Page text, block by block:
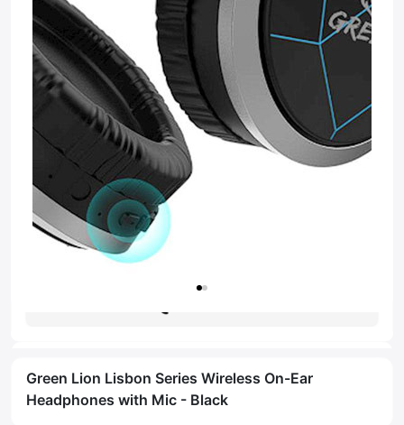
Green Lion Lisbon Series Wireless On-Ear
Headphones with Mic - Black
Stokda Yoxdur
Zəmanət: 1il